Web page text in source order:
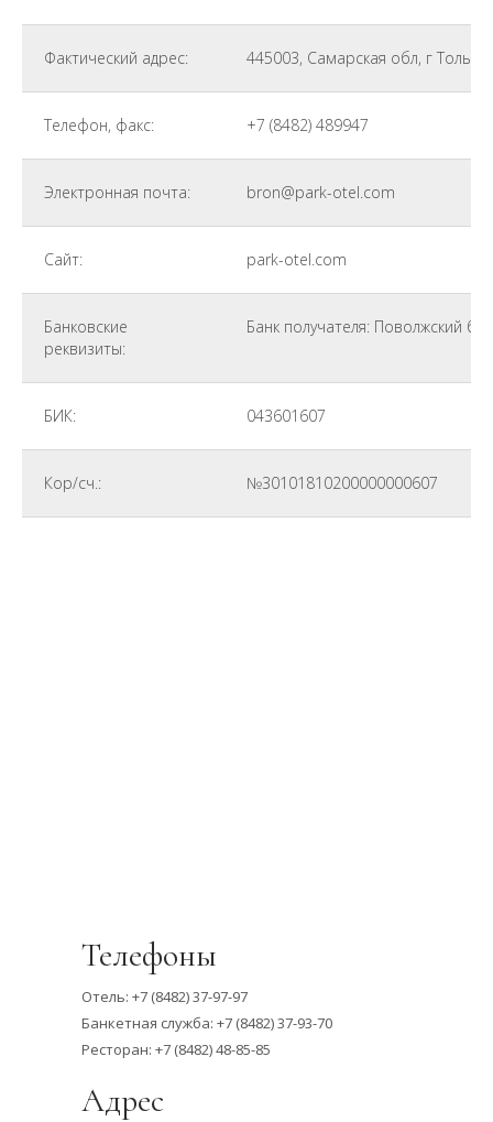
Фактический адрес: 445003, Самарская обл, г
Телефон, факс: +7 (8482) 489947
Электронная почта: bron@park-otel.com
Сайт: park-otel.com
Банковские
реквизиты:
Банк получателя: Поволжский
БИК: 043601607
Кор/сч.: №30101810200000000607
Отель: +7 (8482) 37-97-97
Банкетная служба: +7 (8482) 37-93-70
Ресторан: +7 (8482) 48-85-85
Телефоны
Адрес